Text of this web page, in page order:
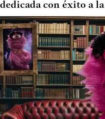
dedicada con éxito a